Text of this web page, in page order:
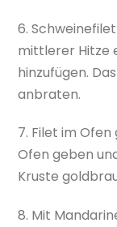
6.
mittlerer Hitze
hinzufügen.
anbraten.
7. Filet im
Ofen geben
Kruste
8. Mit